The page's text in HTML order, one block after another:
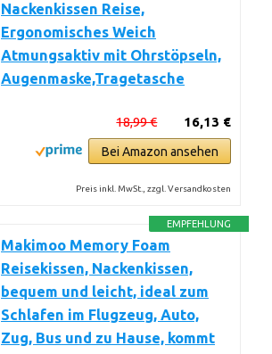
Nackenkissen Reise,
Ergonomisches Weich
Atmungsaktiv mit Ohrstöpseln,
Augenmaske,Tragetasche
16,13 €
18,99 €
Bei Amazon ansehen
Preis inkl. MwSt., zzgl. Versandkosten
EMPFEHLUNG
Makimoo Memory Foam
Reisekissen, Nackenkissen,
bequem und leicht, ideal zum
Schlafen im Flugzeug, Auto,
Zug, Bus und zu Hause, kommt